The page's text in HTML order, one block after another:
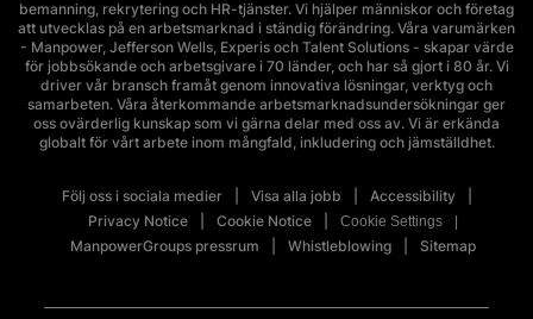
bemanning, rekrytering och HR-tjänster. Vi hjälper människor och företag
att utvecklas på en arbetsmarknad i ständig förändring. Våra varumärken
- Manpower, Jefferson Wells, Experis och Talent Solutions - skapar värde
för jobbsökande och arbetsgivare i 70 länder, och har så gjort i 80 år. Vi
driver vår bransch framåt genom innovativa lösningar, verktyg och
samarbeten. Våra återkommande arbetsmarknadsundersökningar ger
oss ovärderlig kunskap som vi gärna delar med oss av. Vi är erkända
globalt för vårt arbete inom mångfald, inkludering och jämställdhet.
Följ oss i sociala medier Visa alla jobb
Accessibility
Privacy Notice
Cookie Notice Cookie Settings
ManpowerGroups pressrum Whistleblowing Sitemap